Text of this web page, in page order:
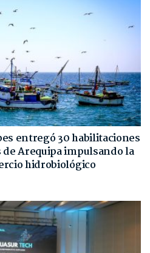
entregó 30 habilitaciones
Arequipa impulsando la
hidrobiológico